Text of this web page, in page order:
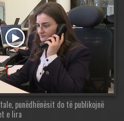
punëdhënësit do të publikojnë
e lira